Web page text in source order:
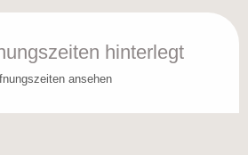
hinterlegt
ansehen